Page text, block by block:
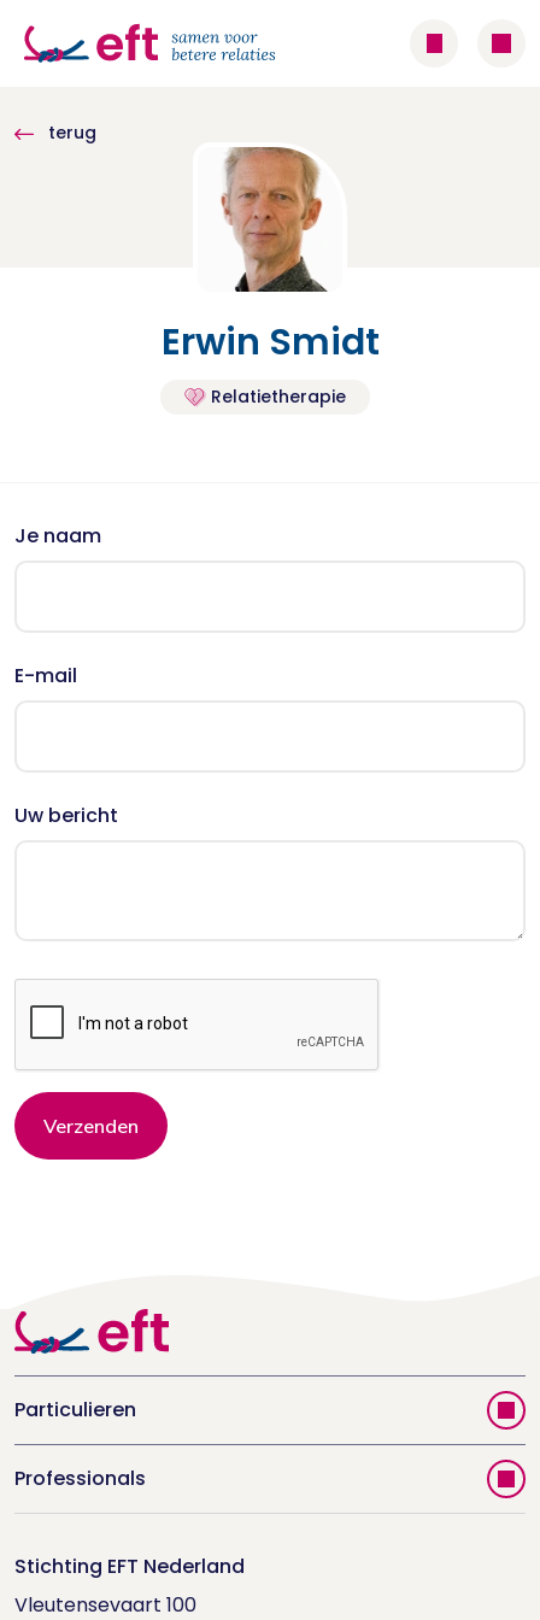
terug
Erwin Smidt
Relatietherapie
Je naam
E-mail
Uw bericht
Verzenden
Particulieren
Vind jouw therapeut
Videoportal
Doe de relatietest
Houd me Vast-bijeenkomsten
Professionals
Trainingen
Stichting EFT Nederland
Vleutensevaart 100